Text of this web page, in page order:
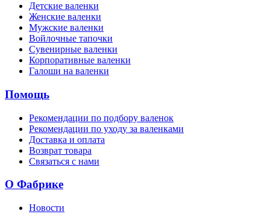
Детские валенки
Женские валенки
Мужские валенки
Войлочные тапочки
Сувенирные валенки
Корпоративные валенки
Галоши на валенки
Помощь
Рекомендации по подбору валенок
Рекомендации по уходу за валенками
Доставка и оплата
Возврат товара
Связаться с нами
О Фабрике
Новости